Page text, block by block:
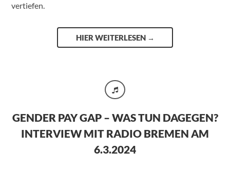
vertiefen.
HIER WEITERLESEN →
GENDER PAY GAP – WAS TUN DAGEGEN?
INTERVIEW MIT RADIO BREMEN AM
6.3.2024